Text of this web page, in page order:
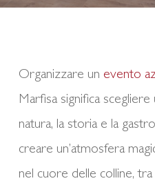
Organizzare un evento
Marfisa significa
natura, la storia e la
creare un’atmosfera
nel cuore delle colline,